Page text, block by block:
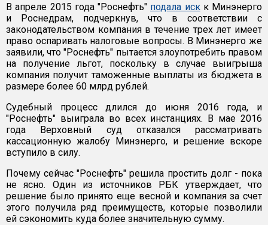
В апреле 2015 года "Роснефть" подала искк Минэнерго
и Роснедрам, подчеркнув, что в соответствии с
законодательством компания в течение трех лет имеет
право оспаривать налоговые вопросы. В Минэнерго же
заявили, что "Роснефть" пытается злоупотребить правом
на получение льгот, поскольку в случае выигрыша
компания получит таможенные выплаты из бюджета в
размере более 60 млрд рублей.
Судебный процесс длился до июня 2016 года, и
"Роснефть" выиграла во всех инстанциях. В мае 2016
года Верховный суд отказался рассматривать
кассационную жалобу Минэнерго, и решение вскоре
вступило в силу.
Почему сейчас "Роснефть" решила простить долг - пока
не ясно. Один из источников РБК утверждает, что
решение было принято еще весной и компания за счет
этого получила ряд преимуществ, которые позволили
ей сэкономить куда более значительную сумму.